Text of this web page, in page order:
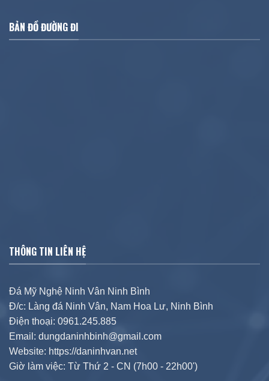
BẢN ĐỒ ĐƯỜNG ĐI
THÔNG TIN LIÊN HỆ
Đá Mỹ Nghệ Ninh Vân Ninh Bình
Đ/c: Làng đá Ninh Vân, Nam Hoa Lư, Ninh Bình
Điện thoại: 0961.245.885
Email: dungdaninhbinh@gmail.com
Website: https://daninhvan.net
Giờ làm việc: Từ Thứ 2 - CN (7h00 - 22h00')